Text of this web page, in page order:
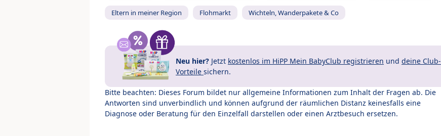
Eltern in meiner Region Flohmarkt Wichteln, Wanderpakete & Co
Neu hier? Jetzt kostenlos im HiPP Mein BabyClub registrieren und deine Club-
Vorteile sichern.
Bitte beachten: Dieses Forum bildet nur allgemeine Informationen zum Inhalt der Fragen ab. Die
Antworten sind unverbindlich und können aufgrund der räumlichen Distanz keinesfalls eine
Diagnose oder Beratung für den Einzelfall darstellen oder einen Arztbesuch ersetzen.